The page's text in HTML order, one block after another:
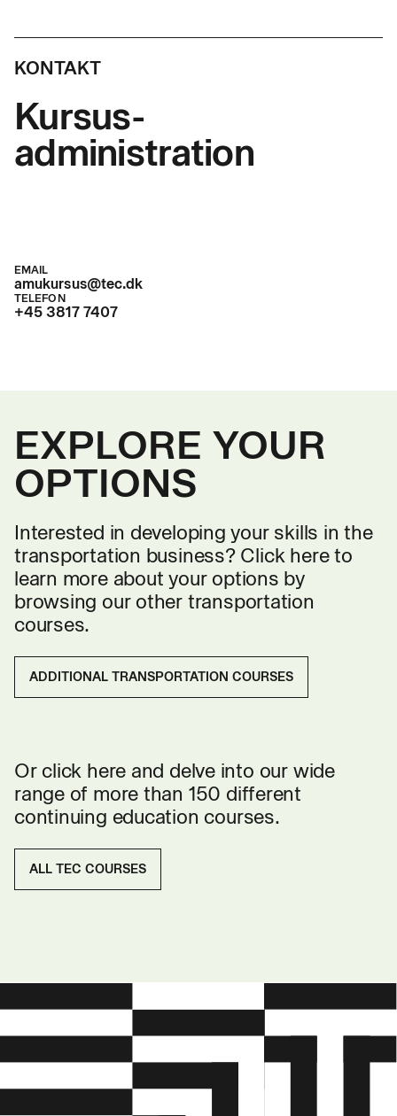
KONTAKT
Kursus-
administration
EMAIL
amukursus@tec.dk
TELEFON
+45 3817 7407
EXPLORE YOUR
OPTIONS
Interested in developing your skills in the
transportation business? Click here to
learn more about your options by
browsing our other transportation
courses.
ADDITIONAL TRANSPORTATION COURSES
Or click here and delve into our wide
range of more than 150 different
continuing education courses.
ALL TEC COURSES